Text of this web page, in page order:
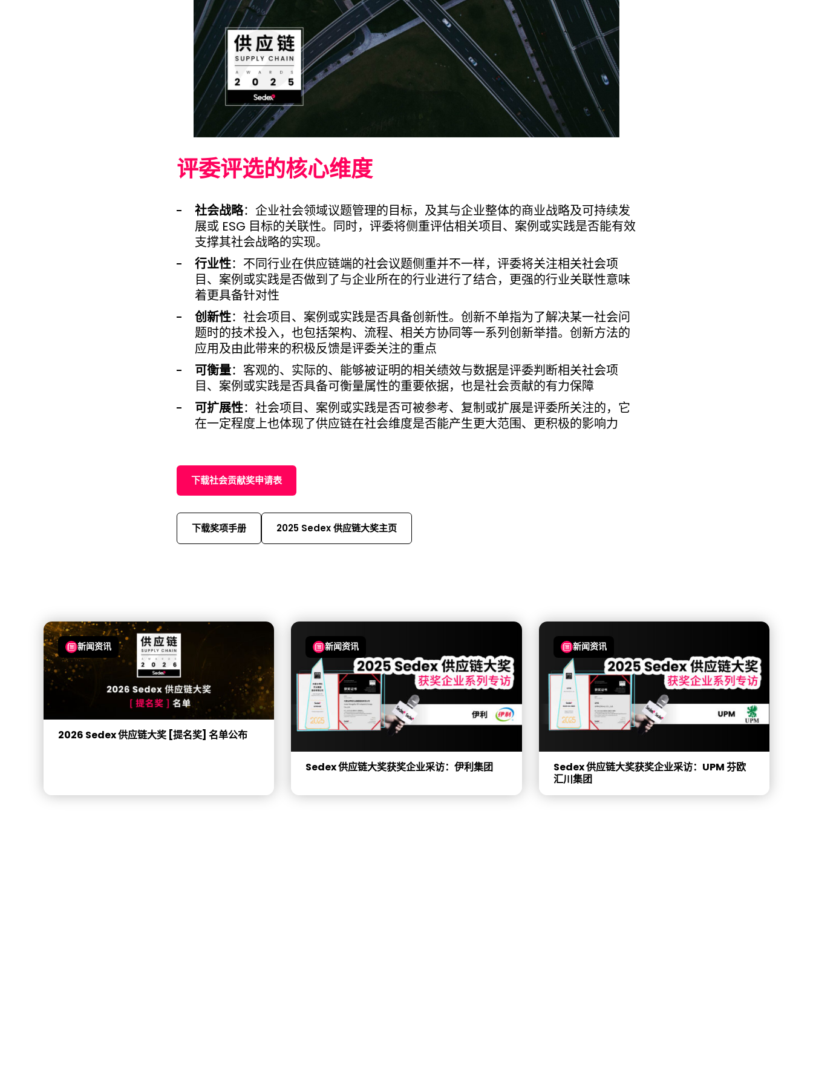
评委评选的核心维度
社会战略：企业社会领域议题管理的目标，及其与企业整体的商业战略及可持续发
展或 ESG 目标的关联性。同时，评委将侧重评估相关项目、案例或实践是否能有效
支撑其社会战略的实现。
行业性：不同行业在供应链端的社会议题侧重并不一样，评委将关注相关社会项
目、案例或实践是否做到了与企业所在的行业进行了结合，更强的行业关联性意味
着更具备针对性
创新性：社会项目、案例或实践是否具备创新性。创新不单指为了解决某一社会问
题时的技术投入，也包括架构、流程、相关方协同等一系列创新举措。创新方法的
应用及由此带来的积极反馈是评委关注的重点
可衡量：客观的、实际的、能够被证明的相关绩效与数据是评委判断相关社会项
目、案例或实践是否具备可衡量属性的重要依据，也是社会贡献的有力保障
可扩展性：社会项目、案例或实践是否可被参考、复制或扩展是评委所关注的，它
在一定程度上也体现了供应链在社会维度是否能产生更大范围、更积极的影响力
下载社会贡献奖申请表
下载奖项手册 2025 Sedex 供应链大奖主页
新闻资讯
2026 Sedex 供应链大奖 [提名奖] 名单公布
新闻资讯
Sedex 供应链大奖获奖企业采访：伊利集团
新闻资讯
Sedex 供应链大奖获奖企业采访：UPM 芬欧
汇川集团